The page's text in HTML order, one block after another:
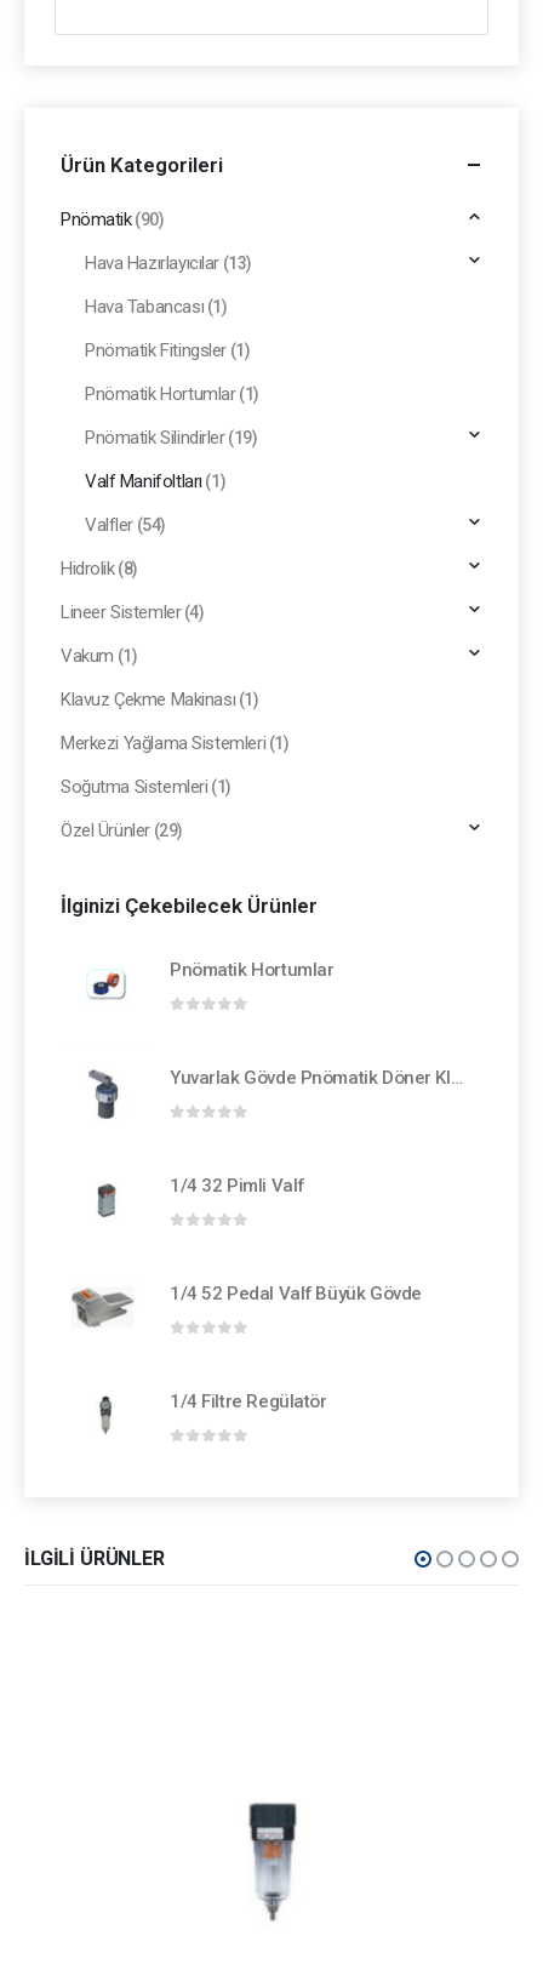
Ürün Kategorileri
Pnömatik (90)
Hava Hazırlayıcılar (13)
Hava Tabancası (1)
Pnömatik Fitingsler (1)
Pnömatik Hortumlar (1)
Pnömatik Silindirler (19)
Valf Manifoltları (1)
Valfler (54)
Hidrolik (8)
Lineer Sistemler (4)
Vakum (1)
Klavuz Çekme Makinası (1)
Merkezi Yağlama Sistemleri (1)
Soğutma Sistemleri (1)
Özel Ürünler (29)
İlginizi Çekebilecek Ürünler
Pnömatik Hortumlar
Yuvarlak Gövde Pnömatik Döner Klemp
1/4 32 Pimli Valf
1/4 52 Pedal Valf Büyük Gövde
1/4 Filtre Regülatör
İLGILI ÜRÜNLER